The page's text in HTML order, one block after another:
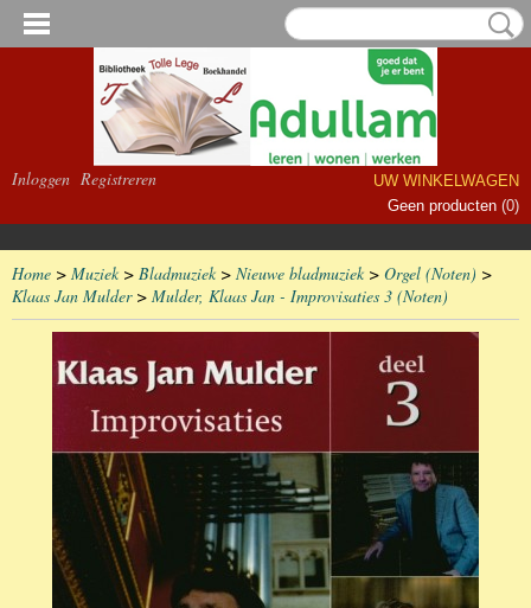
Inloggen Registreren
UW WINKELWAGEN
Geen producten (0)
Home > Muziek> Bladmuziek> Nieuwe bladmuziek> Orgel (Noten) >
Klaas Jan Mulder> Mulder, Klaas Jan - Improvisaties 3 (Noten)